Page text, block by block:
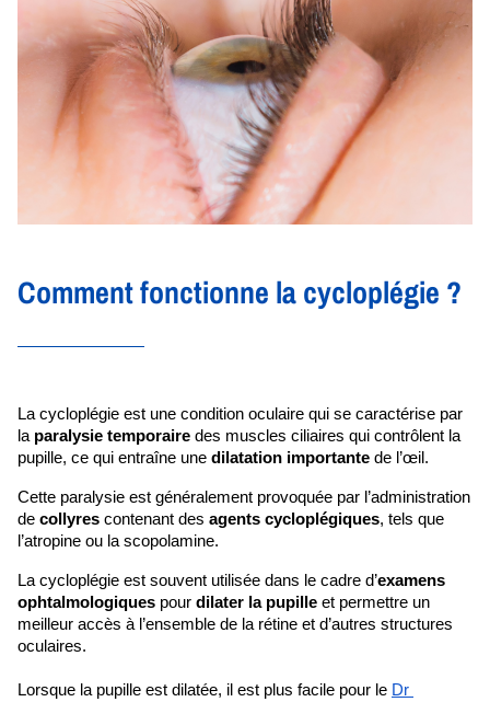
Comment fonctionne la cycloplégie ?
La cycloplégie est une condition oculaire qui se caractérise par
la paralysie temporaire des muscles ciliaires qui contrôlent la
pupille, ce qui entraîne une dilatation importante de l’œil.
Cette paralysie est généralement provoquée par l’administration
de collyres contenant des agents cycloplégiques, tels que
l’atropine ou la scopolamine.
La cycloplégie est souvent utilisée dans le cadre d’examens
ophtalmologiques pour dilater la pupille et permettre un
meilleur accès à l’ensemble de la rétine et d’autres structures
oculaires.
Lorsque la pupille est dilatée, il est plus facile pour le Dr